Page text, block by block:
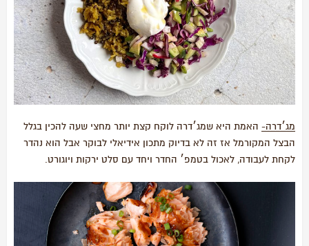
מג׳דרה- האמת היא שמג׳דרה לוקח קצת יותר מחצי שעה להכין בגלל
הבצל המקורמל אז זה לא בדיוק מתכון אידיאלי לבוקר אבל הוא נהדר
לקחת לעבודה, לאכול בטמפ׳ החדר ויחד עם סלט ירקות ויוגורט.